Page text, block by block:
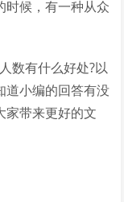
时候，有一种从众
数有什么好处?以
道小编的回答有没
家带来更好的文